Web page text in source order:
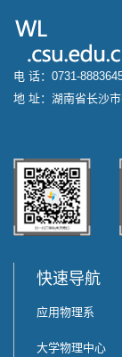
电 话：0731-
地 址：湖南省长沙
快速导航
应用物理系
大学物理中心